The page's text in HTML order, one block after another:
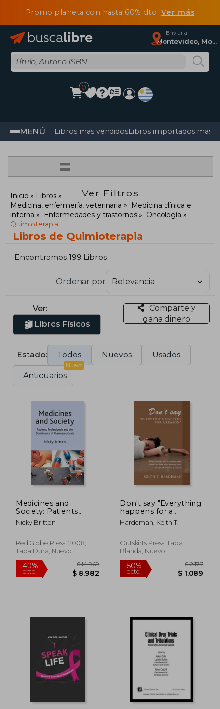
Promo planeta con hasta 60% dtoVer más
Enviar a
Montevideo, Montevideo
0
MENÚ Libros más vendidosLibros importados más
=
Ver Filtros
Inicio
Libros
Medicina, enfermería, veterinaria
Medicina clínica e
interna
Enfermedades y trastornos
Oncología
Quimioterapia
Libros de Quimioterapia
Encontramos 199 Libros
Ordenar por
Ver:
Libros Físicos
Comparte y
gana dinero
Estado: Todos Nuevos Usados
Anticuarios
Nuevo
Medicines and
Society: Patients,
Professionals and the
Dominance of
Inglés)
Nicky Britten
Red Globe Press, 2008,
Tapa Dura, Nuevo
Don't say "Everything
happens for a
reason": What
patients and
friends to know
about helping them
of cancer (en Inglés)
Hardeman, Keith T.
Outskirts Press, Tapa
Blanda, Nuevo
dcto.